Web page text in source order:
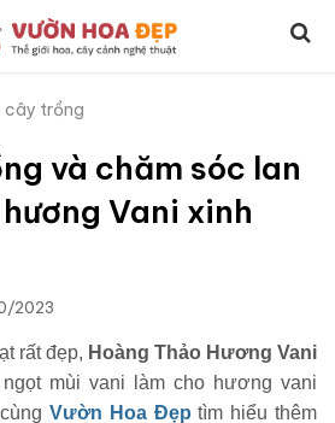
cây trồng
và chăm sóc lan
Vani xinh
2023
rất đẹp, Hoàng Thảo Hương Vani
mùi vani làm cho hương vani
Vườn Hoa Đẹp tìm hiểu thêm